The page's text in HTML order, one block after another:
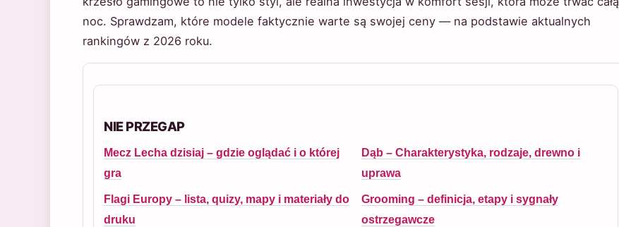
noc. Sprawdzam, które modele faktycznie warte są swojej ceny — na podstawie aktualnych
rankingów z 2026 roku.
NIE PRZEGAP
Mecz Lecha dzisiaj – gdzie oglądać i o której
gra
Dąb – Charakterystyka, rodzaje, drewno i
uprawa
Flagi Europy – lista, quizy, mapy i materiały do
druku
Grooming – definicja, etapy i sygnały
ostrzegawcze